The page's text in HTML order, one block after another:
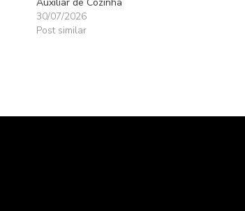
30/07/2026
Post similar